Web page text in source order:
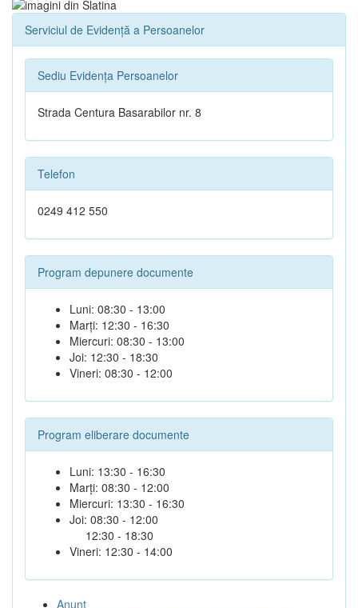
Serviciul de Evidenţă a Persoanelor
Sediu Evidența Persoanelor
Strada Centura Basarabilor nr. 8
Telefon
0249 412 550
Program depunere documente
Luni: 08:30 - 13:00
Marți: 12:30 - 16:30
Miercuri: 08:30 - 13:00
Joi: 12:30 - 18:30
Vineri: 08:30 - 12:00
Program eliberare documente
Luni: 13:30 - 16:30
Marți: 08:30 - 12:00
Miercuri: 13:30 - 16:30
Joi: 08:30 - 12:00
12:30 - 18:30
Vineri: 12:30 - 14:00
Anunţ